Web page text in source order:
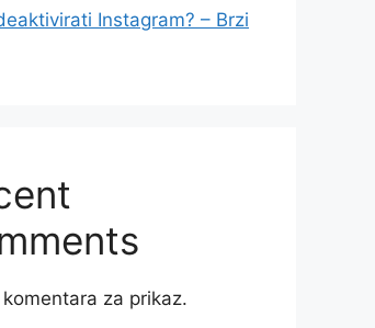
Instagram? – Brzi
za prikaz.